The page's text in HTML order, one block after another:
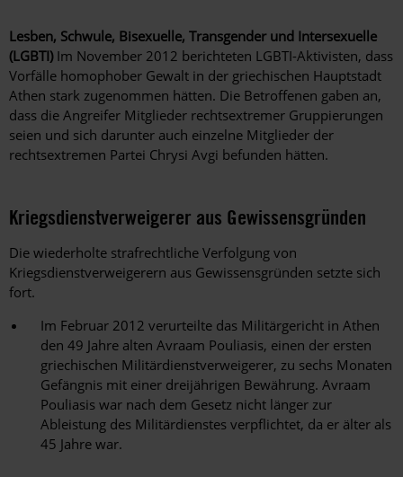
Lesben, Schwule, Bisexuelle, Transgender und Intersexuelle
(LGBTI)Im November 2012 berichteten LGBTI-Aktivisten, dass
Vorfälle homophober Gewalt in der griechischen Hauptstadt
Athen stark zugenommen hätten. Die Betroffenen gaben an,
dass die Angreifer Mitglieder rechtsextremer Gruppierungen
seien und sich darunter auch einzelne Mitglieder der
rechtsextremen Partei Chrysi Avgi befunden hätten.
Kriegsdienstverweigerer aus Gewissensgründen
Die wiederholte strafrechtliche Verfolgung von
Kriegsdienstverweigerern aus Gewissensgründen setzte sich
fort.
Im Februar 2012 verurteilte das Militärgericht in Athen
den 49 Jahre alten Avraam Pouliasis, einen der ersten
griechischen Militärdienstverweigerer, zu sechs Monaten
Gefängnis mit einer dreijährigen Bewährung. Avraam
Pouliasis war nach dem Gesetz nicht länger zur
Ableistung des Militärdienstes verpflichtet, da er älter als
45 Jahre war.